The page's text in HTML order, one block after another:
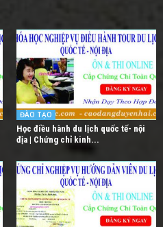
ĐÀO TẠO
Học điều hành du lịch quốc tế- nội
địa | Chứng chỉ kinh...